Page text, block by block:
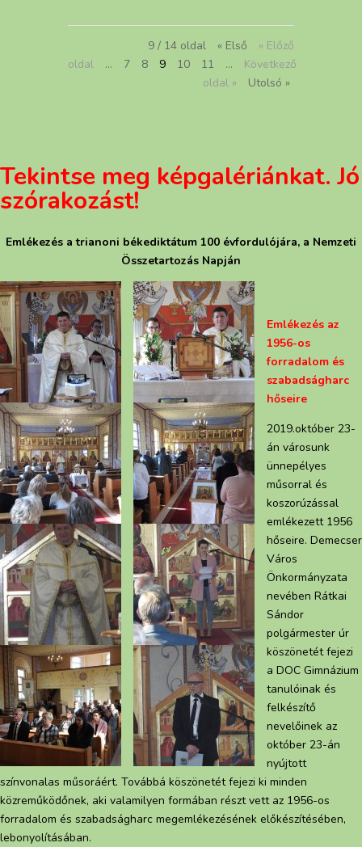
9 / 14 oldal « Első
« Előző
oldal
... 7 8 9 10 11 ...
Következő
oldal »
Utolsó »
Tekintse meg képgalériánkat. Jó
szórakozást!
Emlékezés a trianoni békediktátum 100 évfordulójára, a Nemzeti
Összetartozás Napján
Emlékezés az
1956-os
forradalom és
szabadságharc
hőseire
2019.október 23-
án városunk
ünnepélyes
műsorral és
koszorúzással
emlékezett 1956
hőseire. Demecser
Város
Önkormányzata
nevében Rátkai
Sándor
polgármester úr
köszönetét fejezi
a DOC Gimnázium
tanulóinak és
felkészítő
nevelőinek az
október 23-án
nyújtott
színvonalas műsoráért. Továbbá köszönetét fejezi ki minden
közreműködőnek, aki valamilyen formában részt vett az 1956-os
forradalom és szabadságharc megemlékezésének előkészítésében,
lebonyolításában.